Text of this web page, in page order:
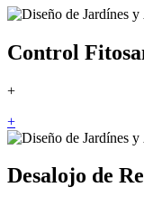
Control
+
+
Desalojo de